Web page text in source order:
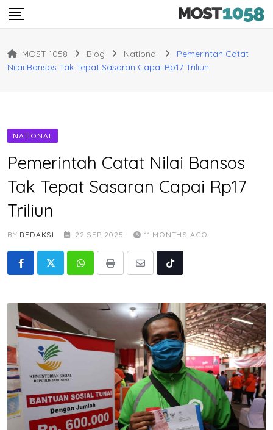
Skip
MOST 1058 Blog National
Pemerintah Catat
Nilai Bansos Tak Tepat Sasaran Capai Rp17 Triliun
NATIONAL
Pemerintah Catat Nilai Bansos
Tak Tepat Sasaran Capai Rp17
Triliun
BY REDAKSI 22 SEP 2025 11 MONTHS AGO
WhatsappPrint
Share
Tiktok